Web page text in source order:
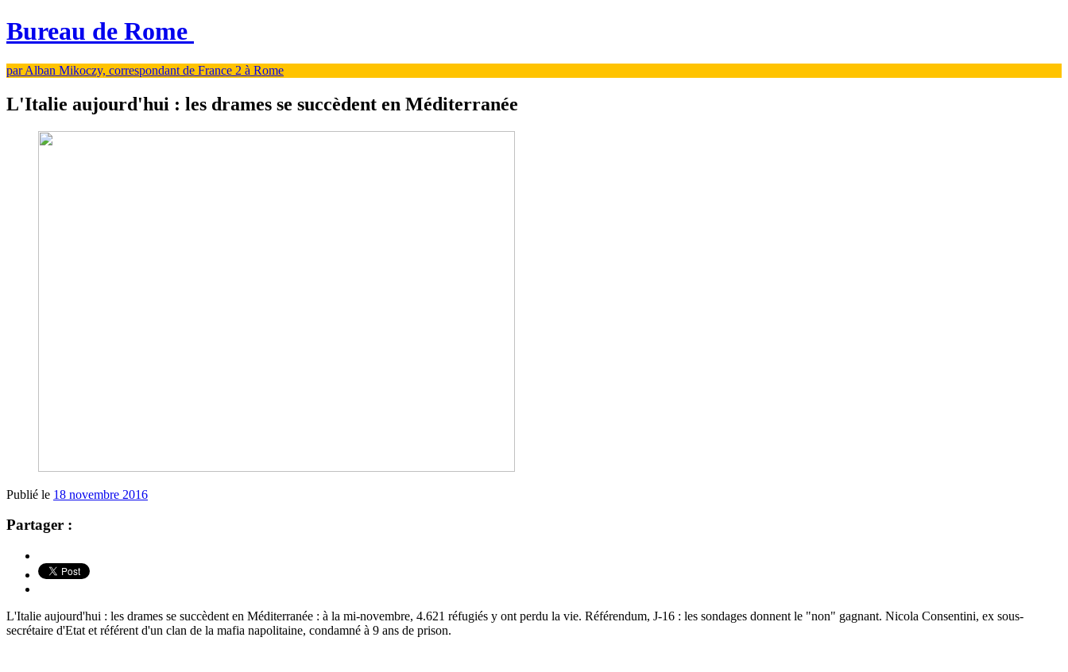
Bureau de Rome
par Alban Mikoczy, correspondant de France 2 à Rome
L'Italie aujourd'hui : les drames se succèdent en Méditerranée
Publié le 18 novembre 2016
Partager :
L'Italie aujourd'hui : les drames se succèdent en Méditerranée : à la mi-novembre, 4.621 réfugiés y ont perdu la vie. Référendum, J-16 : les sondages donnent le "non" gagnant. Nicola Consentini, ex sous-
secrétaire d'Etat et référent d'un clan de la mafia napolitaine, condamné à 9 ans de prison.